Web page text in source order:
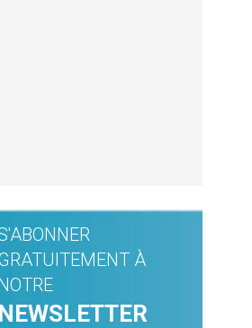
À
NEWSLETTER